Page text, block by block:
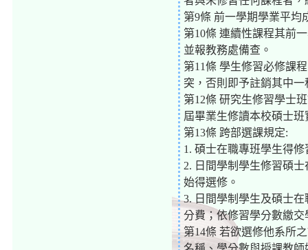
第9條 前一學期學業平均
第10條 連續性課程其前
並報教務處備查。
第11條 學生修習必修課
突，否則即予註銷其中
第12條 研究生修習學士
屆畢業生修讀本校碩士
第13條 跨部選課規定:
1. 碩士在職專班學生得
2. 日間學制學生修習碩
始得選修。
3. 日間學制學生及碩士
分費；依修習學分數繳
第14條 若欲選修他系所